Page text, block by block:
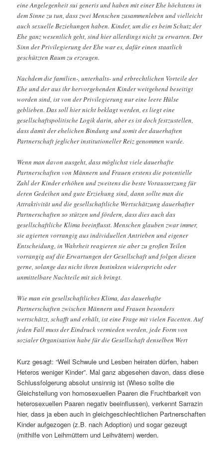
eine Angelegenheit sui generis und haben mit einer Ehe höchstens in
dem Sinne zu tun, dass zwei Menschen zusammenleben und vielleicht
auch sexuelle Beziehungen haben. Kinder, um die es beim Schutz der
Ehe ganz wesentlich geht, sind hier allerdings nicht zu erwarten. Der
Sinn der Privilegierung der Ehe war es, dafür einen staatlich
geschützten Raum zu erzeugen.
Nachdem die familien-, unterhalts- und erbrechtlichen Vorteile der
Ehe und der aus ihr hervorgehenden Kinder weitgehend beseitigt
worden sind, ist von der Privilegierung nur eine leere Hülse
geblieben. Das soll hier nicht beklagt werden, es liegt eine
gesellschaftspolitische Logik darin, aber es ist doch festzustellen,
dass damit der ehelichen Bindung und somit der dauerhaften
Partnerschaft jeglicher institutioneller Reiz genommen wurde.
Wenn man davon ausgeht, dass möglichst viele dauerhafte
Partnerschaften von Männern und Frauen erstens die potentielle
Zahl der Kinder erhöhen und zweitens die beste Voraussetzung für
deren Gedeihen und gute Erziehung sind, dann sollte man die
Attraktivität und die gesellschaftliche Wertschätzung dauerhafter
Partnerschaften so stützen und fördern, dass dies auch das
gesellschaftliche Klima beeinflusst. Menschen glauben zwar immer,
sie agierten vorrangig aus individuellen Antrieben und eigener
Entscheidung, in Wahrheit reagieren sie aber zu großen Teilen
vorrangig auf die Erwartungen der Gesellschaft und folgen diesen
gerne, solange das nicht ihren Instinkten widerspricht oder
unmittelbare Nachteile mit sich bringt.
Wie man ein gesellschaftliches Klima, das dauerhafte
Partnerschaften zwischen Männern und Frauen besonders
wertschätzt, schafft und erhält, ist eine Frage mit vielen Facetten. Auf
jeden Fall muss der Eindruck vermieden werden, jede Form von
sozialer Organisation habe für die Gesellschaft denselben Wert
Kurz gesagt: “Weil Schwule und Lesben heiraten dürfen, haben
Heteros weniger Kinder”. Mal ganz abgesehen davon, dass diese
Schlussfolgerung absolut unsinnig ist (Wieso sollte die
Gleichstellung von homosexuellen Paaren die Fruchtbarkeit von
heterosexuellen Paaren negativ beeinflussen), verkennt Sarrazin
hier, dass ja eben auch in gleichgeschlechtlichen Partnerschaften
Kinder aufgezogen (z.B. nach Adoption) und sogar gezeugt
(mithilfe von Leihmüttern und Leihvätern) werden.